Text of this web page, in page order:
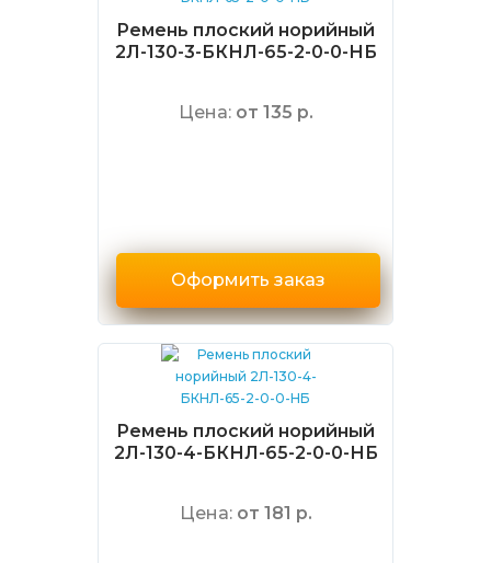
Ремень плоский норийный
2Л-130-3-БКНЛ-65-2-0-0-НБ
Цена: от 135 р.
Оформить заказ
Ремень плоский норийный
2Л-130-4-БКНЛ-65-2-0-0-НБ
Цена: от 181 р.